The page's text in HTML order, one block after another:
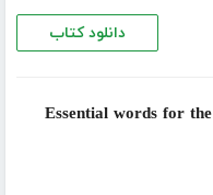
دانلود کتاب
دانلود کتاب لغات ضروری آزمون تافل Essential words for the